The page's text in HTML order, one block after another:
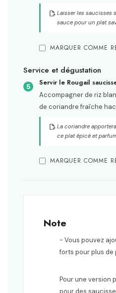
Laisser les saucisses
sauce pour un plat
MARQUER COMME
Service et dégustation
Servir le Rougail
Accompagner de riz
de coriandre fraîche
La coriandre
ce plat épicé et
MARQUER COMME
Note
- Vous pouvez
forts pour plus de
Pour une version
pour des